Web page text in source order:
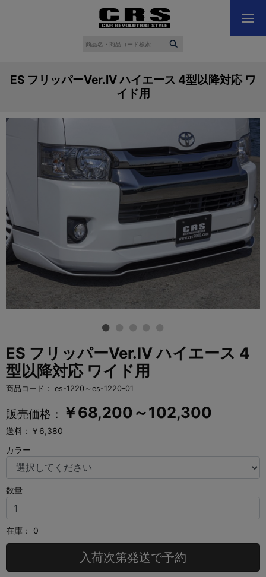
ES フリッパーVer.IV ハイエース 4型以降対応 ワ
イド用
ES フリッパーVer.IV ハイエース 4
型以降対応 ワイド用
商品コード： es-1220～es-1220-01
販売価格： ￥68,200～102,300
送料：￥6,380
カラー
数量
在庫： 0
入荷次第発送で予約